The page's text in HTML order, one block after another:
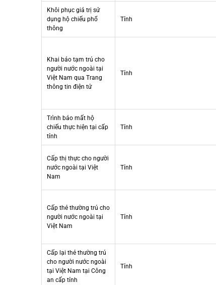
Khôi phục giá trị sử
dụng hộ chiếu phổ
thông
Tỉnh
Khai báo tạm trú cho
người nước ngoài tại
Việt Nam qua Trang
thông tin điện tử
Tỉnh
Trình báo mất hộ
chiếu thực hiện tại cấp
tỉnh
Tỉnh
Cấp thị thực cho người
nước ngoài tại Việt
Nam
Tỉnh
Cấp thẻ thường trú cho
người nước ngoài tại
Việt Nam
Tỉnh
Cấp lại thẻ thường trú
cho người nước ngoài
tại Việt Nam tại Công
an cấp tỉnh
Tỉnh